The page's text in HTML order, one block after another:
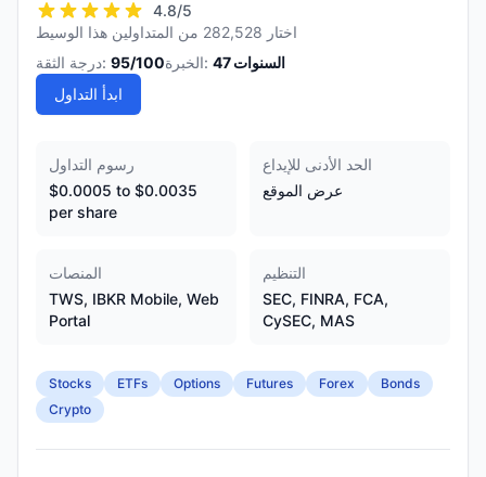
4.8/5
اختار 282,528 من المتداولين هذا الوسيط
درجة الثقة: 95/100 الخبرة: 47 السنوات
ابدأ التداول
رسوم التداول
$0.0005 to $0.0035
per share
الحد الأدنى للإيداع
عرض الموقع
المنصات
TWS, IBKR Mobile, Web
Portal
التنظيم
SEC, FINRA, FCA,
CySEC, MAS
Stocks ETFs Options Futures Forex
Bonds
Crypto